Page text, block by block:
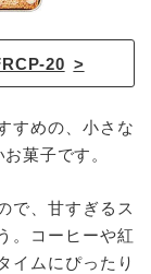
20
すめの、小さな
菓子です。
で、甘すぎるス
。コーヒーや紅
イムにぴったり